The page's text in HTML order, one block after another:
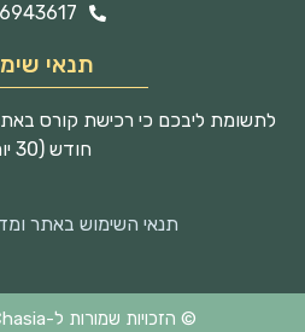
תנאי
לתשומת ליבכם כי רכישת קורס
חודש (30 יום).
תנאי השימוש באתר
© הזכויות שמורות ל-Hello Teacher Chasia